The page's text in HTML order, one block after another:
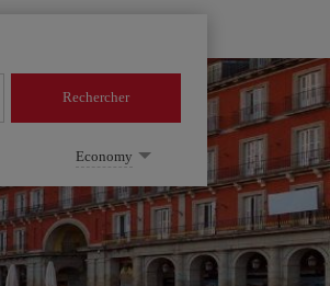
Rechercher
Economy